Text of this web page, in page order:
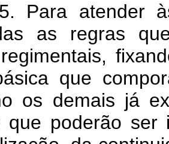
às
as regras
que
os demais já
que poderão ser